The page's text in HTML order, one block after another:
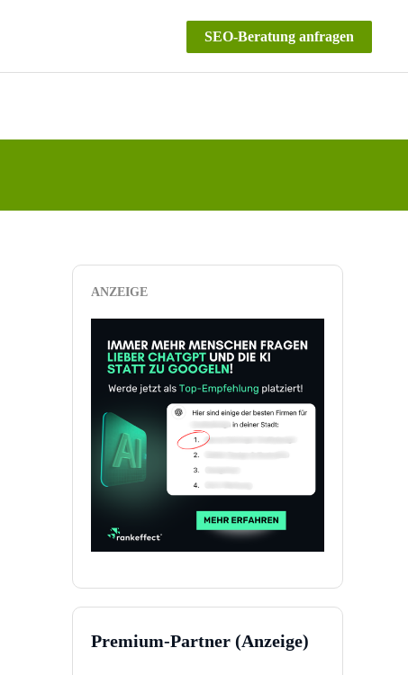
SEO-Beratung anfragen
ANZEIGE
Premium-Partner (Anzeige)